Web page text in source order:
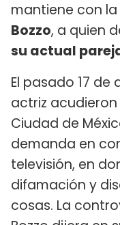
mantiene con
Bozzo, a quien
su actual
El pasado 17
actriz acudieron
Ciudad de
demanda en
televisión, en
difamación y
cosas. La